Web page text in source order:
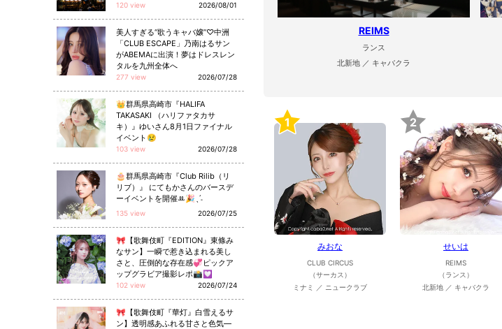
REIMS
ランス
北新地 ／ キャバクラ
1
みおな
CLUB CIRCUS
（サーカス）
ミナミ ／ ニュークラブ
2
せいは
REIMS
（ランス）
北新地 ／ キャバクラ
120 view 2026/08/01
美人すぎる“歌うキャバ嬢”♡中洲
「CLUB ESCAPE」乃南はるサン
がABEMAに出演！夢はドレスレン
タルを九州全体へ
277 view 2026/07/28
👑群馬県高崎市『HALIFA
TAKASAKI （ハリファタカサ
キ）』ゆいさん8月1日ファイナル
イベント😢
103 view 2026/07/28
🎂群馬県高崎市『Club Rilib（リ
リブ）』 にてもかさんのバースデ
ーイベントを開催ꔛ🎉ˎˊ˗
135 view 2026/07/25
🎀【歌舞伎町『EDITION』東條み
なサン】一瞬で惹き込まれる美し
さと、圧倒的な存在感💞ピックア
ップグラビア撮影レポ📸💟
102 view 2026/07/24
🎀【歌舞伎町『華灯』白雪えるサ
ン】透明感あふれる甘さと色気—